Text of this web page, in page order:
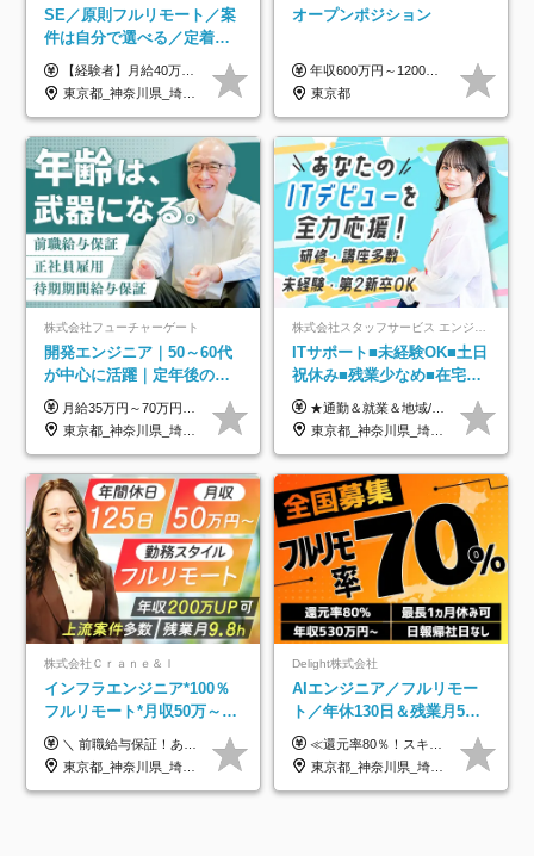
SE／原則フルリモート／案
件は自分で選べる／定着率
93%／20～30代活躍中！
【経験者】月給40万円～120万円(固定残業代含む)+各種手当 ★前職給与の総収入額を100％保証｜還元率84％〜100％ ★20代の平均年収570万円 ※月給には、みなし残業手当(月30時間／5万8000円以上)を含みます 超過分は別途追加支給 ※固定残業代は、時間外労働の有無に関わらず30時間分を、月5万8000円~15万7000円支給 ※上記を超える時間外労働分は追加で支給 【未経験者】月給21万円以上＋各種手当 固定残業なし(残業代発生分全額支給) ※6ヶ月の試用期間あり（※条件に変動なし） ▼単価連動性×還元率は84％～100％で収入の大幅UPが可能！ ・案件単価が月50万円の場合：年収417万円 ・案件単価が月70万円の場合：年収584万円 ・案件単価が月100万円の場合：年収834万円 ＜モデル年収＞ ▼400万円～500万円(入社初年度) ▼542万円～626万円(入社2年) ▼667万円～700万円(入社3年） ▼709万円～801万円(入社5年）
東京都_神奈川県_埼玉県_千葉県_大阪府_愛知県_北海道_青森県_岩手県_宮城県_秋田県_山形県_福島県_茨城県_栃木県_群馬県_新潟県_山梨県_長野県_富山県_石川県_福井県_静岡県_岐阜県_三重県_兵庫県_京都府_滋賀県_奈良県_和歌山県_広島県_岡山県_鳥取県_島根県_山口県_徳島県_香川県_愛媛県_高知県_福岡県_熊本県_佐賀県_長崎県_大分県_宮崎県_鹿児島県_沖縄県
オープンポジション
年収600万円～1200万円 ※上記年収は、想定年収です。住居費補助、子手当などの各種手当を含む金額です。 ※経験・能力等を考慮の上、当社規定により決定します。
東京都
株式会社フューチャーゲート
開発エンジニア｜50～60代
が中心に活躍｜定年後の給
与減ナシ｜年収50万円アッ
プ実績／昇給率92％（直近3
年）
月給35万円～70万円（固定残業代30時間分63,869円～を含む）+賞与年1回 ※30時間を超える分は別途支給します ●これまでのご経験・スキル・前職給与をできる限り考慮します ●待機期間も給与を100％支給します ●試用期間中も給与や福利厚生は同じです ≪年収を維持しながら長く働けます！≫ 一般的な企業では55歳や60歳を機に年収が下がりますが、 当社は役職などではなく「スキルや経験」で評価。 エンジニアとして長く働きながら あなたにふさわしい年収を維持できます！
東京都_神奈川県_埼玉県_千葉県
ITサポート■未経験OK■土日
祝休み■残業少なめ■在宅実
績あり■約900種類のスキル
アップ講座あり■全国募集
★通勤＆就業＆地域/住宅＆役職手当あり ★残業代は全額支給 ★選べる給与制度あり！ ■東京・神奈川・千葉・埼玉勤務の場合 月給24.5万円～55万円＋諸手当 （残業代は全額支給） (20,000円の地域/住宅手当込み) ■愛知・京都・大阪・兵庫勤務の場合 月給24万円以上＋諸手当 （残業代は全額支給） (15,000円の地域/住宅手当込み) ■茨城・栃木・群馬・静岡・三重・滋賀・広島・福岡勤務の場合 月給23.5万円以上＋諸手当 （残業代は全額支給） (10,000円の地域/住宅手当込み) ■北海道・宮城・山梨・長野・岐阜・奈良・和歌山・岡山勤務の場合 月給23万円以上＋諸手当 （残業代は全額支給） (5,000円の地域/住宅手当込み) ■その他のエリア勤務の場合 月給22.5万円以上＋諸手当 （残業代は全額支給） ※経験や能力を考慮し、当社規定により優遇します 【昇給：年一回実施】 【選べる給与制度】 ★収入を重視する方に… 「変動型人事制度」の選択も可能（派遣先からの評価に応じて収入アップ！） ※年2回のタイミングで希望者と面談の上決定します。
東京都_神奈川県_埼玉県_千葉県_大阪府_愛知県_北海道_岩手県_宮城県_山形県_福島県_茨城県_栃木県_群馬県_山梨県_長野県_富山県_石川県_静岡県_岐阜県_三重県_兵庫県_京都府_滋賀県_奈良県_広島県_岡山県_山口県_愛媛県_福岡県_熊本県_長崎県
株式会社Ｃｒａｎｅ＆Ｉ
インフラエンジニア*100％
フルリモート*月収50万～*
クラウド×上流工程*前職給
与保証*残業月9.8h
＼ 前職給与保証！あなたのこれまでの経験を正当評価 ／ ★月収50万円～スタート！【年俸600万～1,162万8,000円（12分割）】 ――「頑張りが給与に直結しない…」そんな不満とは無縁の環境です。 実際、入社後に「年収150万～200万円UP」を実現した先輩エンジニアが多数活躍中！ 【 収入をさらに押し上げる充実のプラスα 】 スキルを磨くほど得をする「資格手当」 ⇒ 1資格につき毎月3,000円～30,000円を継続支給！ 成果を見逃さない「功績手当」 ⇒ 社員の頑張りに応じて最大10万円をダイレクトに支給！ スピード昇給・高年収も可能 ⇒ 1回の昇給で年収数十万UPのチャンスあり。ゆくゆくは年収1000万以上のハイクラスも目指せます。 ※経験・スキルを考慮の上決定します ※上記金額には固定残業代（月30h分・95,000円～184,000円）を含みます ※超過分は別途全額支給します ※試用期間2ヶ月間あり（その他待遇に差異はありません）
東京都_神奈川県_埼玉県_千葉県_大阪府_愛知県_北海道_青森県_岩手県_宮城県_秋田県_山形県_福島県_茨城県_栃木県_群馬県_新潟県_山梨県_長野県_富山県_石川県_福井県_静岡県_岐阜県_三重県_兵庫県_京都府_滋賀県_奈良県_和歌山県_広島県_岡山県_鳥取県_島根県_山口県_徳島県_香川県_愛媛県_高知県_福岡県_熊本県_佐賀県_長崎県_大分県_宮崎県_鹿児島県_沖縄県
Delight株式会社
AIエンジニア／フルリモー
ト／年休130日＆残業月5h
以下／1カ月連休可／案件選
択制／還元率80%
≪還元率80％！スキルや経験をしっかり収入に反映します≫ 年俸530万円以上＋業績賞与 ※スキル・経験を考慮の上、優遇いたします ※上記年俸を12分割し、月1回支給します ※上記年俸には固定残業代月20時間分(月6万9000円以上)が含まれます。残業はほとんど発生しませんが、超過した場合は追加支給します ★AIを使った自社への貢献も、貢献度に応じて給与に反映する制度があります
東京都_神奈川県_埼玉県_千葉県_大阪府_愛知県_北海道_青森県_岩手県_宮城県_秋田県_山形県_福島県_茨城県_栃木県_群馬県_新潟県_山梨県_長野県_富山県_石川県_福井県_静岡県_岐阜県_三重県_兵庫県_京都府_滋賀県_奈良県_和歌山県_広島県_岡山県_鳥取県_島根県_山口県_徳島県_香川県_愛媛県_高知県_福岡県_熊本県_佐賀県_長崎県_大分県_宮崎県_鹿児島県_沖縄県